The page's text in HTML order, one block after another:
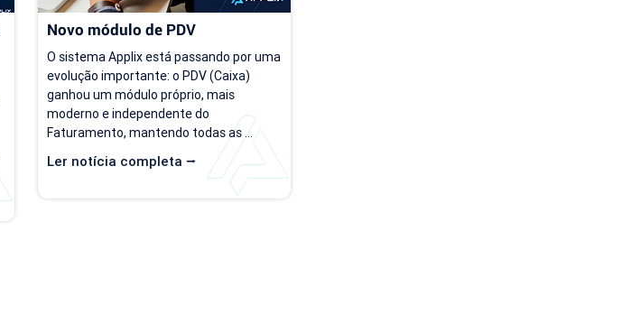
Novo módulo de PDV
Ler notícia completa ⭢
O sistema Applix está passando por uma
evolução importante: o PDV (Caixa)
ganhou um módulo próprio, mais
moderno e independente do
Faturamento, mantendo todas as
opções que você já utiliza no dia a dia. A
partir de 15/07/26, as duas versões
ficam disponíveis ao mesmo tempo,